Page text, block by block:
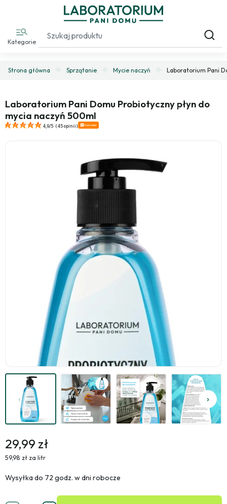
Kategorie
Strona główna Sprzątanie Mycie naczyń Laboratorium Pani
Laboratorium Pani Domu Probiotyczny płyn do
mycia naczyń 500ml
4,9/5 ( 45 opinii ) Bestseller
29,99 zł
59,98 zł za litr
Wysyłka do 72 godz. w dni robocze